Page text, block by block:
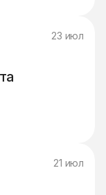
23 июл
21 июл